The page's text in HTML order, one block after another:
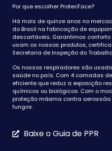
Por que escolher ProtecFace?
Há mais de quinze anos no
do Brasil na fabricação de
descartáveis. Garantimos
usam os nossos produtos,
Secretaria de Inspeção do
Os nossos respiradores são
saúde no país. Com 4 camadas
eficiente que reduz a exposição
químicos ou biológicos. Com o
proteção máxima contra
fungos.
Baixe o Guia de PPR